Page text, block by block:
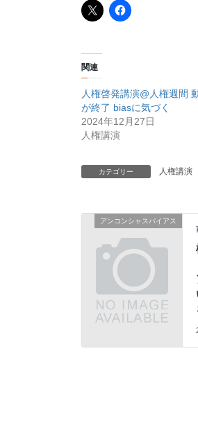
関連
人権啓発講演@人権週間
が終了 biasに気づく
2024年12月27日
人権講演
カテゴリー 人権講演
アンコンシャスバイアス